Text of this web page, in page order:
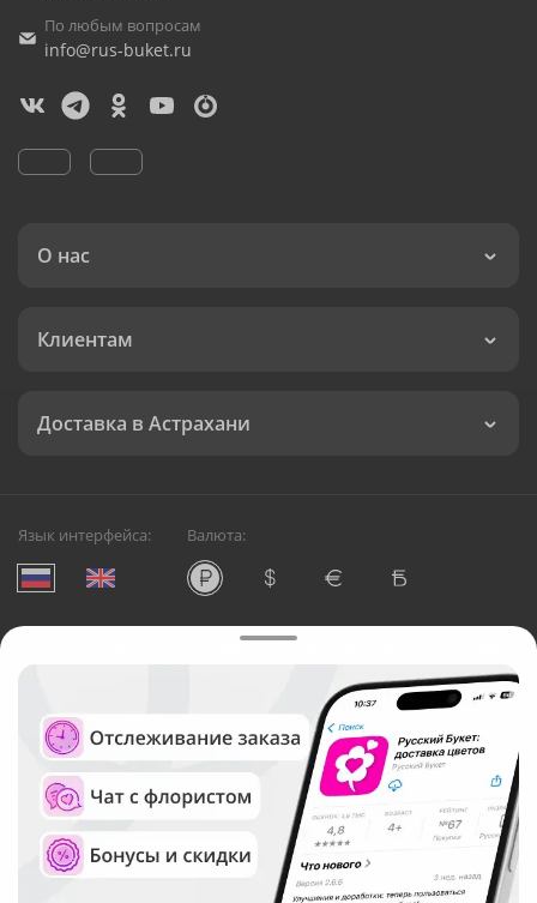
По любым вопросам
info@rus-buket.ru
О нас
Клиентам
Доставка в Астрахани
Язык интерфейса: Валюта:
Служба круглосуточной доставки цветов в Астрахани
Русский Букет, 2026
Общество с ограниченной ответственностью «Технология»
ОГРН: 1195476081745, ИНН: 5410081997
Юридический адрес: г. Новосибирск, ул. Ипподромская,
д.42, оф. 3
Рейтинг Русского букета в г. Астрахань